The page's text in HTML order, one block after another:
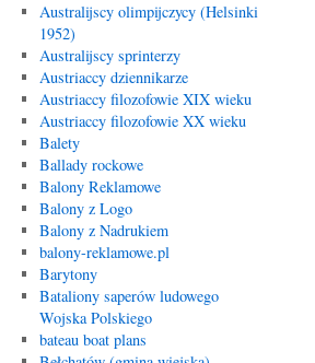
Australijscy olimpijczycy (Helsinki
1952)
Australijscy sprinterzy
Austriaccy dziennikarze
Austriaccy filozofowie XIX wieku
Austriaccy filozofowie XX wieku
Balety
Ballady rockowe
Balony Reklamowe
Balony z Logo
Balony z Nadrukiem
balony-reklamowe.pl
Barytony
Bataliony saperów ludowego
Wojska Polskiego
bateau boat plans